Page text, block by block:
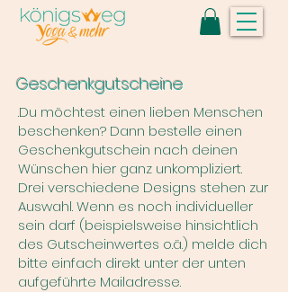
Geschenkgutscheine
.Du möchtest einen lieben Menschen
beschenken? Dann bestelle einen
Geschenkgutschein nach deinen
Wünschen hier ganz unkompliziert.
Drei verschiedene Designs stehen zur
Auswahl. Wenn es noch individueller
sein darf (beispielsweise hinsichtlich
des Gutscheinwertes o.ä.) melde dich
bitte einfach direkt unter der unten
aufgeführte Mailadresse.